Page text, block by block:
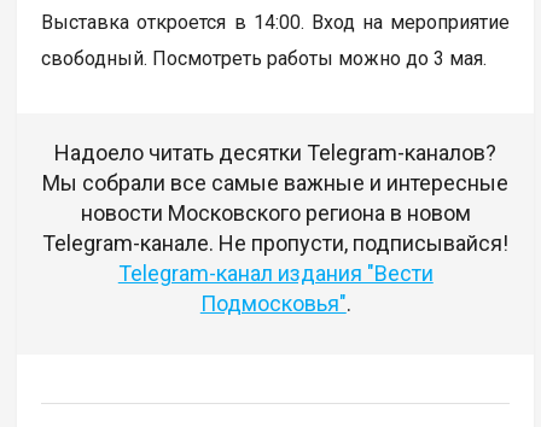
Выставка откроется в 14:00. Вход на мероприятие
свободный. Посмотреть работы можно до 3 мая.
Надоело читать десятки Telegram-каналов?
Мы собрали все самые важные и интересные
новости Московского региона в новом
Telegram-канале. Не пропусти, подписывайся!
Telegram-канал издания "Вести
Подмосковья".